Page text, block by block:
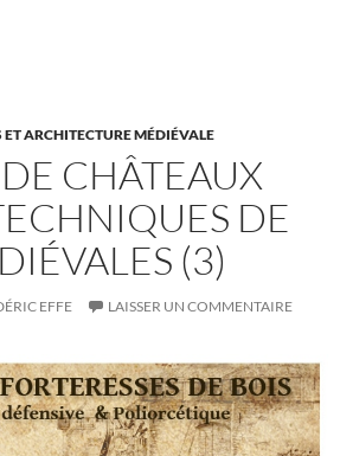
ARCHITECTURE MÉDIÉVALE
CHÂTEAUX
DE
(3)
EFFE LAISSER UN COMMENTAIRE